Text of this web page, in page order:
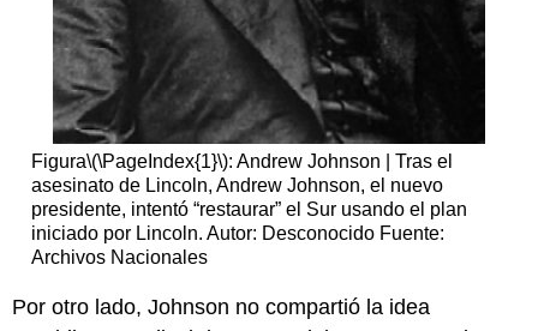
Figura\(\PageIndex{1}\): Andrew Johnson | Tras el
asesinato de Lincoln, Andrew Johnson, el nuevo
presidente, intentó “restaurar” el Sur usando el plan
iniciado por Lincoln. Autor: Desconocido Fuente:
Archivos Nacionales
Por otro lado, Johnson no compartió la idea